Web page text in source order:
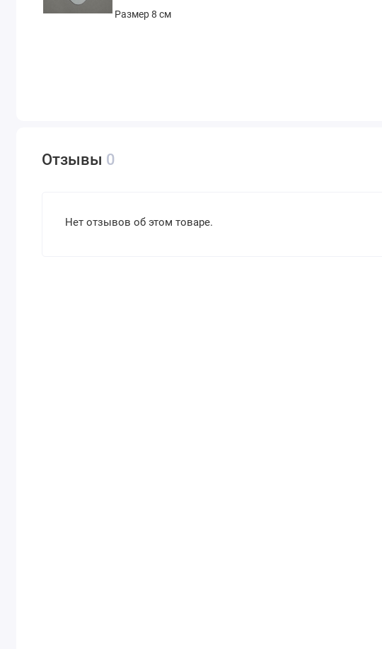
Размер 8 см
Отзывы 0
Нет отзывов об этом товаре.